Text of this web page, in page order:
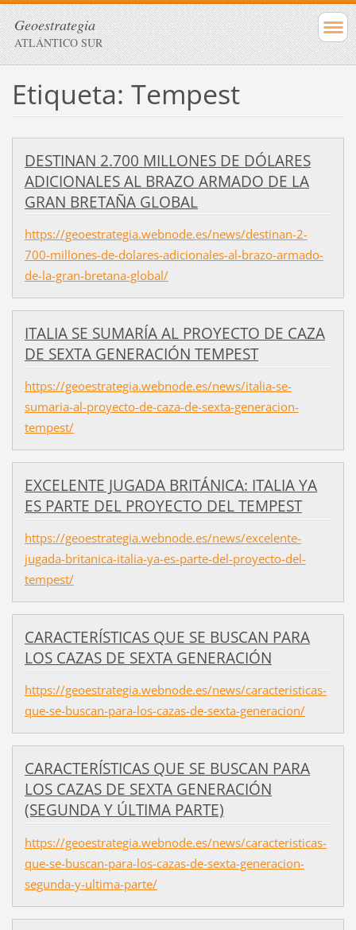
Geoestrategia
ATLÁNTICO SUR
Etiqueta: Tempest
DESTINAN 2.700 MILLONES DE DÓLARES
ADICIONALES AL BRAZO ARMADO DE LA
GRAN BRETAÑA GLOBAL
https://geoestrategia.webnode.es/news/destinan-2-
700-millones-de-dolares-adicionales-al-brazo-armado-
de-la-gran-bretana-global/
ITALIA SE SUMARÍA AL PROYECTO DE CAZA
DE SEXTA GENERACIÓN TEMPEST
https://geoestrategia.webnode.es/news/italia-se-
sumaria-al-proyecto-de-caza-de-sexta-generacion-
tempest/
EXCELENTE JUGADA BRITÁNICA: ITALIA YA
ES PARTE DEL PROYECTO DEL TEMPEST
https://geoestrategia.webnode.es/news/excelente-
jugada-britanica-italia-ya-es-parte-del-proyecto-del-
tempest/
CARACTERÍSTICAS QUE SE BUSCAN PARA
LOS CAZAS DE SEXTA GENERACIÓN
https://geoestrategia.webnode.es/news/caracteristicas-
que-se-buscan-para-los-cazas-de-sexta-generacion/
CARACTERÍSTICAS QUE SE BUSCAN PARA
LOS CAZAS DE SEXTA GENERACIÓN
(SEGUNDA Y ÚLTIMA PARTE)
https://geoestrategia.webnode.es/news/caracteristicas-
que-se-buscan-para-los-cazas-de-sexta-generacion-
segunda-y-ultima-parte/